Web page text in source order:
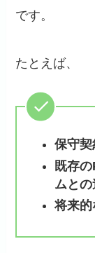
です。
たとえば、
保守契
既存
ムと
将来